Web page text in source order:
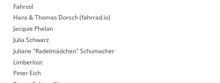
Fahrstil
Hans & Thomas Dorsch (fahrrad.io)
Jacquie Phelan
Julia Schwarz
Juliane "Radelmädchen" Schumacher
Limberlost
Peter Eich